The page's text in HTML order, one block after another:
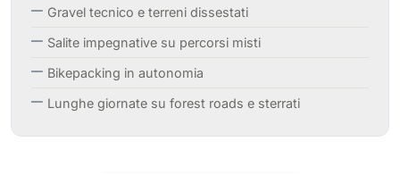
Gravel tecnico e terreni dissestati
Salite impegnative su percorsi misti
Bikepacking in autonomia
Lunghe giornate su forest roads e sterrati